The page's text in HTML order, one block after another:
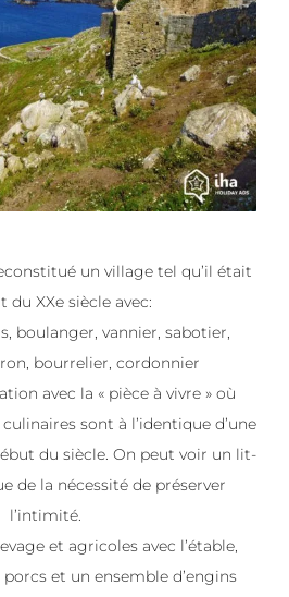
un village tel qu’il était
du XXe siècle avec:
boulanger, vannier, sabotier,
bourrelier, cordonnier
avec la « pièce à vivre » où
sont à l’identique d’une
du siècle. On peut voir un lit-
de la nécessité de préserver
l’intimité.
et agricoles avec l’étable,
porcs et un ensemble d’engins